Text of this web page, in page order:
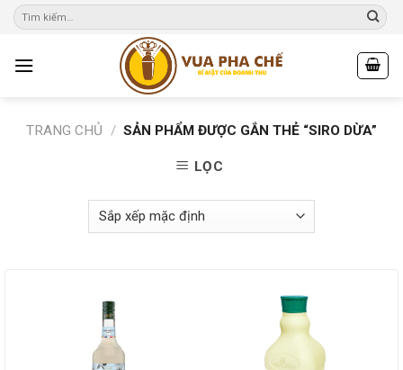
Skip
TRANG CHỦ / SẢN PHẨM ĐƯỢC GẮN THẺ “SIRO DỪA”
LỌC